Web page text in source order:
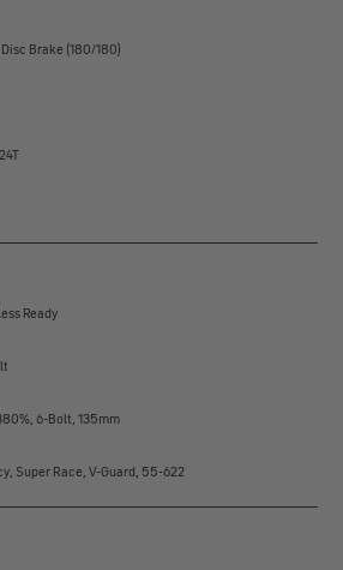
Brake (180/180)
Ready
6-Bolt, 135mm
Super Race, V-Guard, 55-622